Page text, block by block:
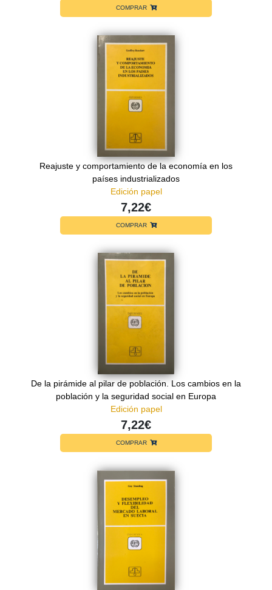
COMPRAR
Reajuste y comportamiento de la economía en los
países industrializados
Edición papel
7,22€
COMPRAR
De la pirámide al pilar de población. Los cambios en la
población y la seguridad social en Europa
Edición papel
7,22€
COMPRAR